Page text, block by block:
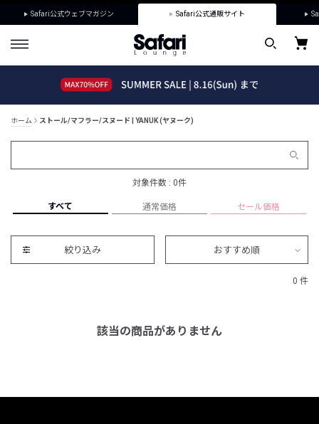
Safari公式ウェブマガジン Safari公式通販サイト
ホーム ストール/マフラー/スヌード | YANUK (ヤヌーク)
対象件数 : 0件
すべて 通常価格 セール価格
絞り込み おすすめ順
0 件
該当の商品がありません